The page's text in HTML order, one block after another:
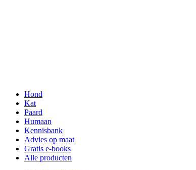
Hond
Kat
Paard
Humaan
Kennisbank
Advies op maat
Gratis e-books
Alle producten